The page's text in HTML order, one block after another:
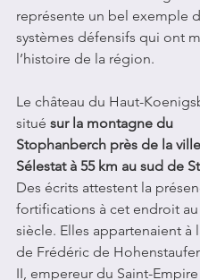
représente un bel exemple
systèmes défensifs qui ont
l’histoire de la région.
Le château du Haut-
situé sur la montagne du
Stophanberch près de la
Sélestat à 55 km au sud de
Des écrits attestent la
fortifications à cet endroit au
siècle. Elles appartenaient à
de Frédéric de
II, empereur du Saint-